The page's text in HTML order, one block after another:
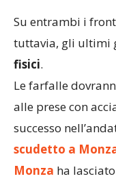
Su entrambi i
tuttavia, gli ultimi
fisici.
Le farfalle
alle prese con
successo
scudetto a
Monza ha